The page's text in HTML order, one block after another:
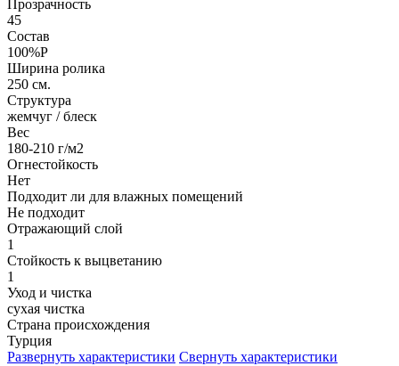
Прозрачность
45
Состав
100%P
Ширина ролика
250 см.
Структура
жемчуг / блеск
Вес
180-210 г/м2
Огнестойкость
Нет
Подходит ли для влажных помещений
Не подходит
Отражающий слой
1
Стойкость к выцветанию
1
Уход и чистка
сухая чистка
Страна происхождения
Турция
Развернуть характеристики Свернуть характеристики